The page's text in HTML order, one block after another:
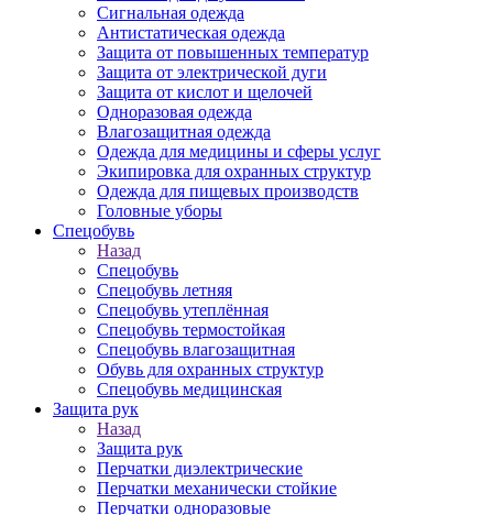
Сигнальная одежда
Антистатическая одежда
Защита от повышенных температур
Защита от электрической дуги
Защита от кислот и щелочей
Одноразовая одежда
Влагозащитная одежда
Одежда для медицины и сферы услуг
Экипировка для охранных структур
Одежда для пищевых производств
Головные уборы
Спецобувь
Назад
Спецобувь
Спецобувь летняя
Спецобувь утеплённая
Спецобувь термостойкая
Спецобувь влагозащитная
Обувь для охранных структур
Спецобувь медицинская
Защита рук
Назад
Защита рук
Перчатки диэлектрические
Перчатки механически стойкие
Перчатки одноразовые